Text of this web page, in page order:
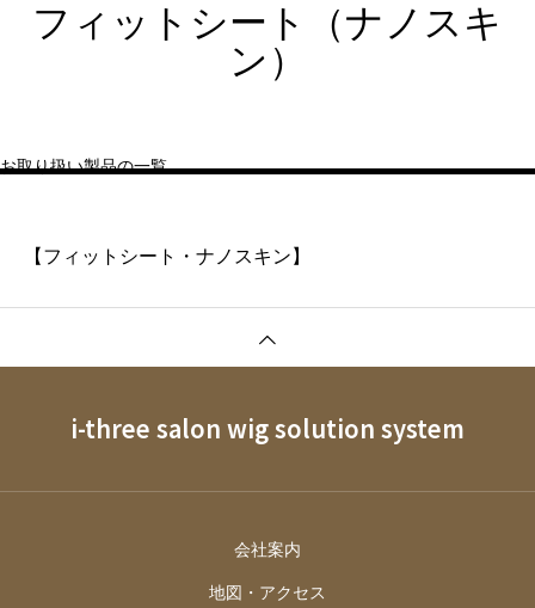
フィットシート（ナノスキ
ン）
お取り扱い製品の一覧
【フィットシート・ナノスキン】
i-three salon wig solution system
会社案内
地図・アクセス